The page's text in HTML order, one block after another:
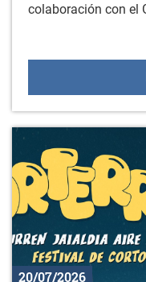
colaboración con el
20/07/2026